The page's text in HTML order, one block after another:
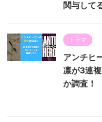
関与して
ドラマ
アンチヒ
凛が3連
か調査！